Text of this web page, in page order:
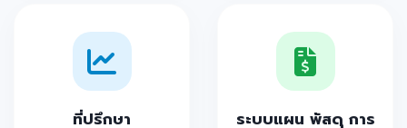
ที่ปรึกษา ระบบแผน พัสดุ การ